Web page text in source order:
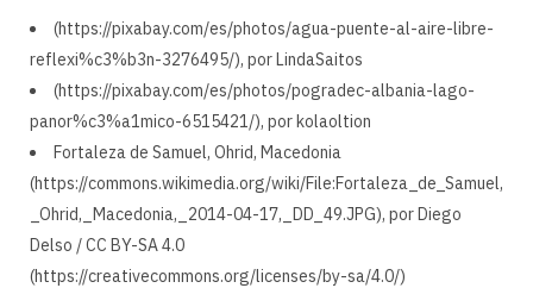
(https://pixabay.com/es/photos/agua-puente-al-aire-libre-
reflexi%c3%b3n-3276495/), por LindaSaitos
(https://pixabay.com/es/photos/pogradec-albania-lago-
panor%c3%a1mico-6515421/), por kolaoltion
Fortaleza de Samuel, Ohrid, Macedonia
(https://commons.wikimedia.org/wiki/File:Fortaleza_de_Samuel,
_Ohrid,_Macedonia,_2014-04-17,_DD_49.JPG), por Diego
Delso / CC BY-SA 4.0
(https://creativecommons.org/licenses/by-sa/4.0/)